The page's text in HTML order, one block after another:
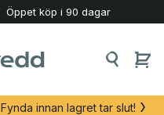
Öppet köp i 90 dagar
Fynda innan lagret tar slut!